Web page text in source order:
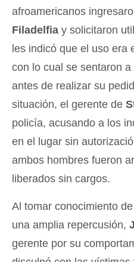
afroamericanos
Filadelfia y solicitaron
les indicó que el uso era
con lo cual se sentaron
antes de realizar su
situación, el gerente de
policía, acusando a los
en el lugar sin
ambos hombres fueron
liberados sin cargos.
Al tomar conocimiento
una amplia repercusión,
gerente por su